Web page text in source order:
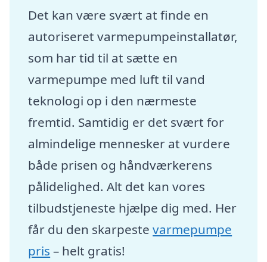
Det kan være svært at finde en
autoriseret varmepumpeinstallatør,
som har tid til at sætte en
varmepumpe med luft til vand
teknologi op i den nærmeste
fremtid. Samtidig er det svært for
almindelige mennesker at vurdere
både prisen og håndværkerens
pålidelighed. Alt det kan vores
tilbudstjeneste hjælpe dig med. Her
får du den skarpestevarmepumpe
pris – helt gratis!